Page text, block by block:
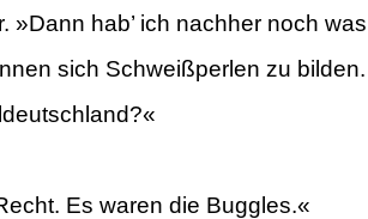
hab’ ich nachher noch
sich Schweißperlen zu bilden.
Es waren die Buggles.«